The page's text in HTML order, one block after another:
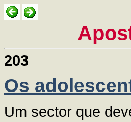
203
Os
Um sector que